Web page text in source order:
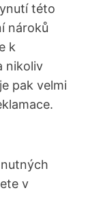
této
nároků
k
nikoliv
pak velmi
v